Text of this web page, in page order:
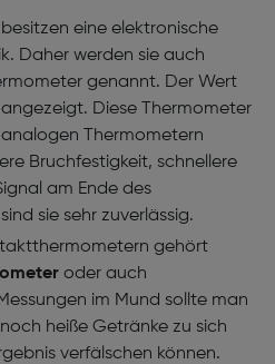
eine elektronische
Daher werden sie auch
genannt. Der Wert
Diese Thermometer
Thermometern
Bruchfestigkeit, schnellere
am Ende des
sie sehr zuverlässig.
gehört
oder auch
im Mund sollte man
heiße Getränke zu sich
verfälschen können.